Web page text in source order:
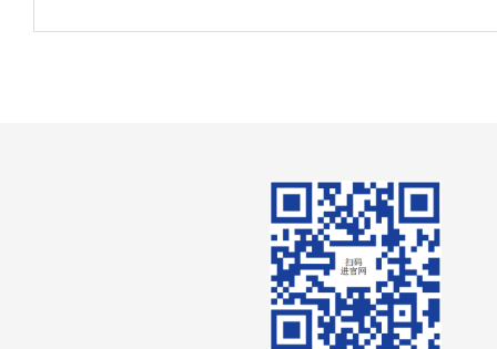
和作
油，包括机油、润滑油、液压油等各类废弃